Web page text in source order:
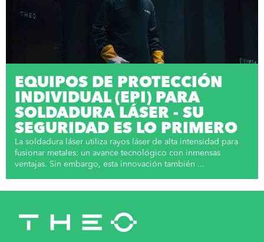
EQUIPOS DE PROTECCIÓN
INDIVIDUAL (EPI) PARA
SOLDADURA LÁSER - SU
SEGURIDAD ES LO PRIMERO
La soldadura láser utiliza rayos láser de alta intensidad para
fusionar metales: un avance tecnológico con inmensas
ventajas. Sin embargo, esta innovación también ...